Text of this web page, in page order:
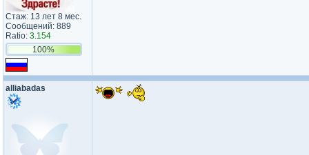
Стаж: 13 лет 8 мес.
Сообщений: 889
Ratio: 3.154
100%
alliabadas